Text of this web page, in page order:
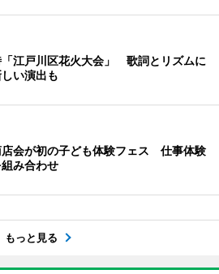
「江戸川区花火大会」 歌詞とリズムに
い演出も
店会が初の子ども体験フェス 仕事体験
み合わせ
もっと見る